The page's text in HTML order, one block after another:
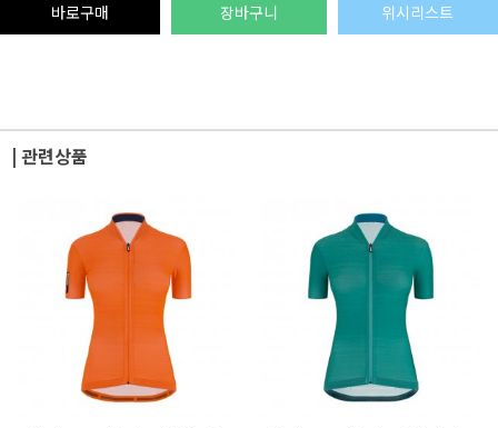
바로구매 장바구니 위시리스트
| 관련상품